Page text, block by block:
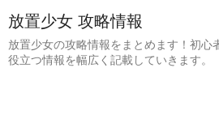
放置少女 攻略情報
放置少女の攻略情報をまとめます！初心
役立つ情報を幅広く記載していきます。